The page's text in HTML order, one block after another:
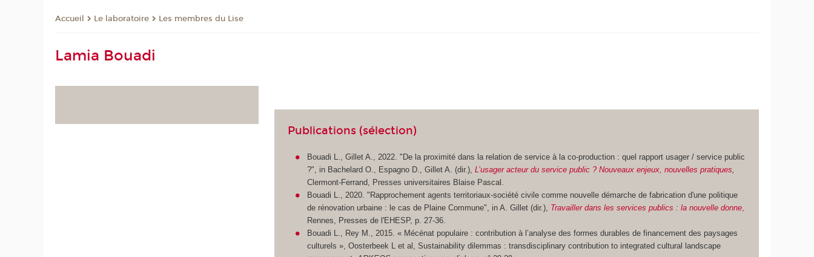
Accueil Le laboratoire Les membres du Lise
Lamia Bouadi
Publications (sélection)
Bouadi L., Gillet A., 2022. "De la proximité dans la relation de service à la co-production : quel rapport usager / service public
?", in Bachelard O., Espagno D., Gillet A. (dir.),L’usager acteur du service public ? Nouveaux enjeux, nouvelles pratiques,
Clermont-Ferrand, Presses universitaires Blaise Pascal.
Bouadi L., 2020. "Rapprochement agents territoriaux-société civile comme nouvelle démarche de fabrication d'une politique
de rénovation urbaine : le cas de Plaine Commune", in A. Gillet (dir.), Travailler dans les services publics : la nouvelle donne,
Rennes, Presses de l'EHESP, p. 27-36.
Bouadi L., Rey M., 2015. « Mécénat populaire : contribution à l’analyse des formes durables de financement des paysages
culturels », Oosterbeek L et al, Sustainability dilemmas : transdisciplinary contribution to integrated cultural landscape